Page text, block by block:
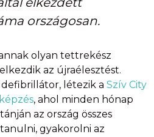
országosan.
olyan tettrekész
az újraélesztést.
létezik a Szív City
, ahol minden hónap
az ország összes
gyakorolni az